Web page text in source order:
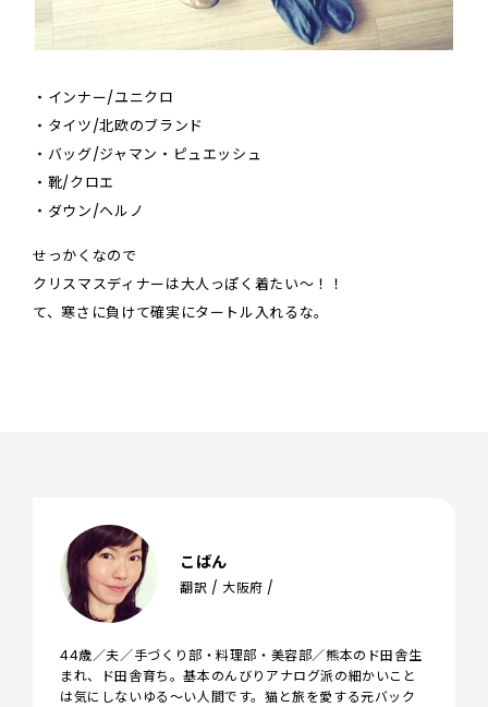
・インナー/ユニクロ
・タイツ/北欧のブランド
・バッグ/ジャマン・ピュエッシュ
・靴/クロエ
・ダウン/ヘルノ
せっかくなので
クリスマスディナーは大人っぽく着たい～！！
て、寒さに負けて確実にタートル入れるな。
こばん
翻訳 / 大阪府 /
44歳／夫／手づくり部・料理部・美容部／熊本のド田舎生
まれ、ド田舎育ち。基本のんびりアナログ派の細かいこと
は気にしないゆる～い人間です。猫と旅を愛する元バック